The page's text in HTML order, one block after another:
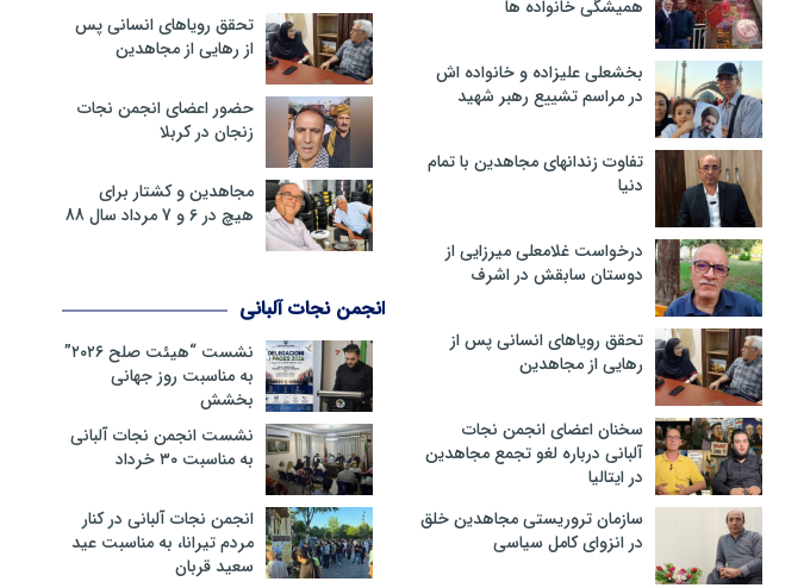
همیشگی خانواده ها
بخشعلی علیزاده و خانواده اش
در مراسم تشییع رهبر شهید
تفاوت زندانهای مجاهدین با تمام
دنیا
درخواست غلامعلی میرزایی از
دوستان سابقش در اشرف
تحقق رویاهای انسانی پس از
رهایی از مجاهدین
سخنان اعضای انجمن نجات
آلبانی درباره لغو تجمع مجاهدین
در ایتالیا
سازمان تروریستی مجاهدین خلق
در انزوای کامل سیاسی
تحقق رویاهای انسانی پس
از رهایی از مجاهدین
حضور اعضای انجمن نجات
زنجان در کربلا
مجاهدین و کشتار برای
هیچ در 6 و 7 مرداد سال 88
انجمن نجات آلبانی
نشست “هیئت صلح ۲۰۲۶”
به مناسبت روز جهانی
بخشش
نشست انجمن نجات آلبانی
به مناسبت ۳۰ خرداد
انجمن نجات آلبانی در کنار
مردم تیرانا، به مناسبت عید
سعید قربان